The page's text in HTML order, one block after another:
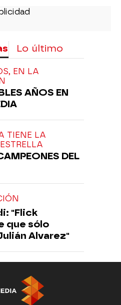
Lo último
EN LA
AÑOS EN
TIENE LA
DEL
"Flick
que sólo
Alvarez"